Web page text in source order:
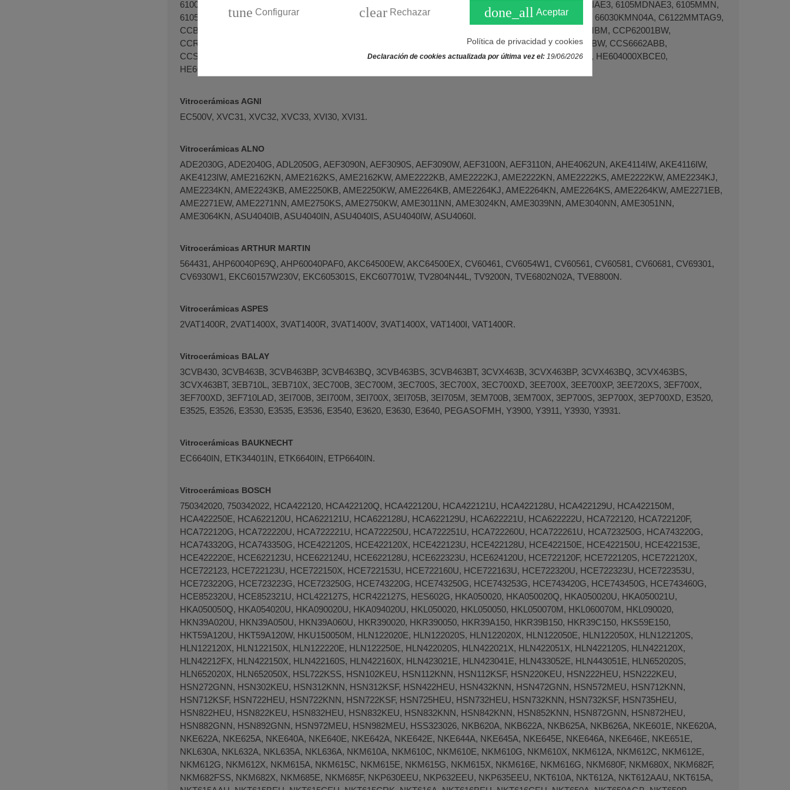
61000MMN18I, 61000MMNAB8, 61000MMRAB7, 61000MWR42I, 61000MWRAB7, 6100MIN59I, 6105MBNAE3, 6105MDNAE3, 6105MMN,
6105MMNAE3, 6105MWNAE3, 6310DKM, 6310KM, 6400KMN, 6500KMN, 6500KMNAB9, 65030KMNY68, 66030KMN04A, C6122MMTAG9,
CCB62002BW, CCB6200ABW, CCB6205ABW, CCB6400BBW, CCB6441ABM, CCB6441MBB, CCB6441MBM, CCP62001BW,
CCR66401BM, CCR66402BM, CCS62000BW, CCS6660ABM, CCS6660ABW, CCS6661ABM, CCS6661ABW, CCS6662ABB,
CCS6662ABM, CCS6662ABW, EHC60020XAE8, HE604000CBOD4, HE604000FBAW1, HE604000XBAV9, HE604000XBCE0,
HE604002XBCE0, HM604000MBAU7.
Vitrocerámicas AGNI
EC500V, XVC31, XVC32, XVC33, XVI30, XVI31.
Vitrocerámicas ALNO
ADE2030G, ADE2040G, ADL2050G, AEF3090N, AEF3090S, AEF3090W, AEF3100N, AEF3110N, AHE4062UN, AKE4114IW, AKE4116IW,
AKE4123IW, AME2162KN, AME2162KS, AME2162KW, AME2222KB, AME2222KJ, AME2222KN, AME2222KS, AME2222KW, AME2234KJ,
AME2234KN, AME2243KB, AME2250KB, AME2250KW, AME2264KB, AME2264KJ, AME2264KN, AME2264KS, AME2264KW, AME2271EB,
AME2271EW, AME2271NN, AME2750KS, AME2750KW, AME3011NN, AME3024KN, AME3039NN, AME3040NN, AME3051NN,
AME3064KN, ASU4040IB, ASU4040IN, ASU4040IS, ASU4040IW, ASU4060I.
Vitrocerámicas ARTHUR MARTIN
564431, AHP60040P69Q, AHP60040PAF0, AKC64500EW, AKC64500EX, CV60461, CV6054W1, CV60561, CV60581, CV60681, CV69301,
CV6930W1, EKC60157W230V, EKC605301S, EKC607701W, TV2804N44L, TV9200N, TVE6802N02A, TVE8800N.
Vitrocerámicas ASPES
2VAT1400R, 2VAT1400X, 3VAT1400R, 3VAT1400V, 3VAT1400X, VAT1400I, VAT1400R.
Vitrocerámicas BALAY
3CVB430, 3CVB463B, 3CVB463BP, 3CVB463BQ, 3CVB463BS, 3CVB463BT, 3CVX463B, 3CVX463BP, 3CVX463BQ, 3CVX463BS,
3CVX463BT, 3EB710L, 3EB710X, 3EC700B, 3EC700M, 3EC700S, 3EC700X, 3EC700XD, 3EE700X, 3EE700XP, 3EE720XS, 3EF700X,
3EF700XD, 3EF710LAD, 3EI700B, 3EI700M, 3EI700X, 3EI705B, 3EI705M, 3EM700B, 3EM700X, 3EP700S, 3EP700X, 3EP700XD, E3520,
E3525, E3526, E3530, E3535, E3536, E3540, E3620, E3630, E3640, PEGASOFMH, Y3900, Y3911, Y3930, Y3931.
Vitrocerámicas BAUKNECHT
EC6640IN, ETK34401IN, ETK6640IN, ETP6640IN.
Vitrocerámicas BOSCH
750342020, 750342022, HCA422120, HCA422120Q, HCA422120U, HCA422121U, HCA422128U, HCA422129U, HCA422150M,
HCA422250E, HCA622120U, HCA622121U, HCA622128U, HCA622129U, HCA622221U, HCA622222U, HCA722120, HCA722120F,
HCA722120G, HCA722220U, HCA722221U, HCA722250U, HCA722251U, HCA722260U, HCA722261U, HCA723250G, HCA743220G,
HCA743320G, HCA743350G, HCE422120S, HCE422120X, HCE422123U, HCE422128U, HCE422150E, HCE422150U, HCE422153E,
HCE422220E, HCE622123U, HCE622124U, HCE622128U, HCE622323U, HCE624120U, HCE722120F, HCE722120S, HCE722120X,
HCE722123, HCE722123U, HCE722150X, HCE722153U, HCE722160U, HCE722163U, HCE722320U, HCE722323U, HCE722353U,
HCE723220G, HCE723223G, HCE723250G, HCE743220G, HCE743250G, HCE743253G, HCE743420G, HCE743450G, HCE743460G,
HCE852320U, HCE852321U, HCL422127S, HCR422127S, HES602G, HKA050020, HKA050020Q, HKA050020U, HKA050021U,
HKA050050Q, HKA054020U, HKA090020U, HKA094020U, HKL050020, HKL050050, HKL050070M, HKL060070M, HKL090020,
HKN39A020U, HKN39A050U, HKN39A060U, HKR390020, HKR390050, HKR39A150, HKR39B150, HKR39C150, HKS59E150,
HKT59A120U, HKT59A120W, HKU150050M, HLN122020E, HLN122020S, HLN122020X, HLN122050E, HLN122050X, HLN122120S,
HLN122120X, HLN122150X, HLN122220E, HLN122250E, HLN422020S, HLN422021X, HLN422051X, HLN422120S, HLN422120X,
HLN42212FX, HLN422150X, HLN422160S, HLN422160X, HLN423021E, HLN423041E, HLN433052E, HLN443051E, HLN652020S,
HLN652020X, HLN652050X, HSL722KSS, HSN102KEU, HSN112KNN, HSN112KSF, HSN220KEU, HSN222HEU, HSN222KEU,
HSN272GNN, HSN302KEU, HSN312KNN, HSN312KSF, HSN422HEU, HSN432KNN, HSN472GNN, HSN572MEU, HSN712KNN,
HSN712KSF, HSN722HEU, HSN722KNN, HSN722KSF, HSN725HEU, HSN732HEU, HSN732KNN, HSN732KSF, HSN735HEU,
HSN822HEU, HSN822KEU, HSN832HEU, HSN832KEU, HSN832KNN, HSN842KNN, HSN852KNN, HSN872GNN, HSN872HEU,
HSN882GNN, HSN892GNN, HSN972MEU, HSN982MEU, HSS323026, NKB620A, NKB622A, NKB625A, NKB626A, NKE601E, NKE620A,
NKE622A, NKE625A, NKE640A, NKE640E, NKE642A, NKE642E, NKE644A, NKE645A, NKE645E, NKE646A, NKE646E, NKE651E,
NKL630A, NKL632A, NKL635A, NKL636A, NKM610A, NKM610C, NKM610E, NKM610G, NKM610X, NKM612A, NKM612C, NKM612E,
NKM612G, NKM612X, NKM615A, NKM615C, NKM615E, NKM615G, NKM615X, NKM616E, NKM616G, NKM680F, NKM680X, NKM682F,
NKM682FSS, NKM682X, NKM685E, NKM685F, NKP630EEU, NKP632EEU, NKP635EEU, NKT610A, NKT612A, NKT612AAU, NKT615A,
tune Configurar clear Rechazar done_all Aceptar
Política de privacidad y cookies
Declaración de cookies actualizada por última vez el: 19/06/2026